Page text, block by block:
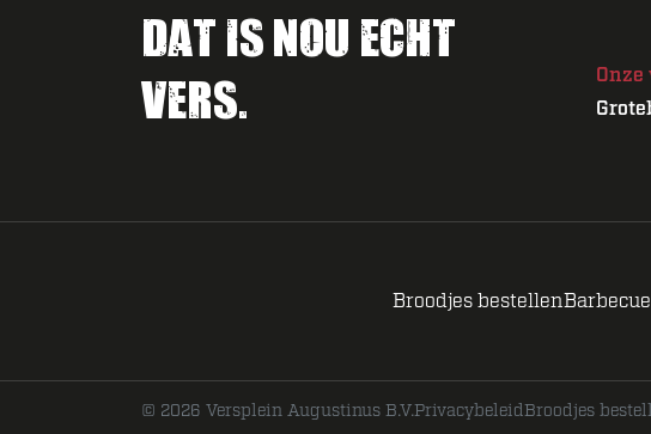
Dat is nou echt
vers.
Broodjes bestellen
© 2026 Versplein Augustinus B.V.PrivacybeleidBroodjes